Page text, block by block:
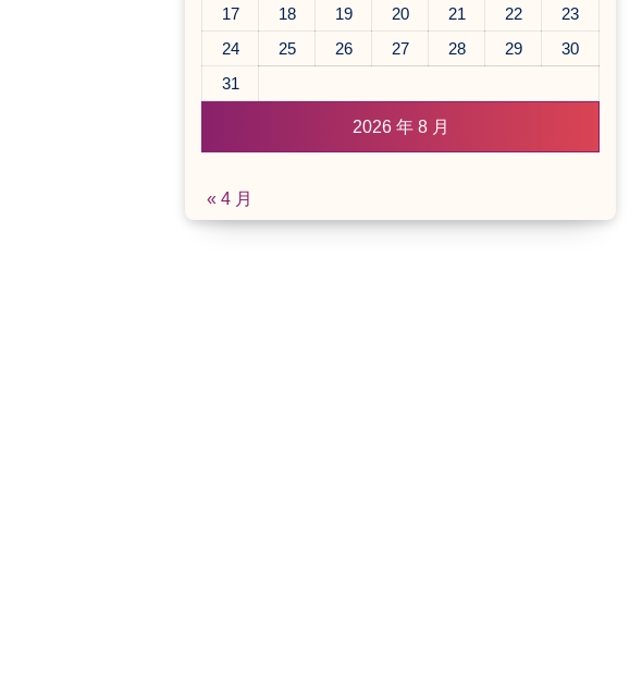
2026 年 8 月
17
18 19 20 21 22
23
24
25 26 27 28 29
30
31
« 4 月